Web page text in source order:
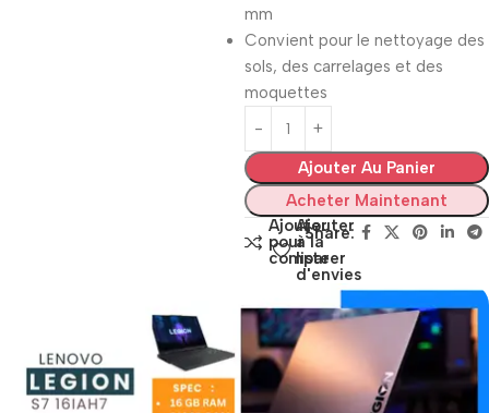
mm
Convient pour le nettoyage des
sols, des carrelages et des
moquettes
Ajouter Au Panier
Acheter Maintenant
Ajouter
pour
comparer
Ajouter
à la
liste
d'envies
Share: